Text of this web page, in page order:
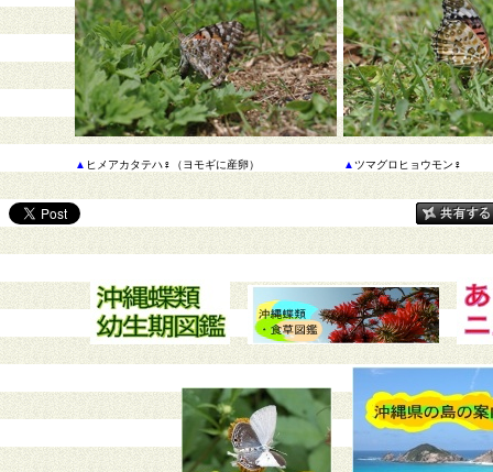
▲ ヒメアカタテハ♀（ヨモギに産卵） ▲ツマグロヒョウモン♀